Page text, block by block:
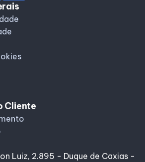
Cliente
Luiz, 2.895 - Duque de Caxias -